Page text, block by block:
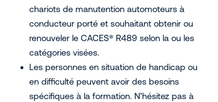
chariots de manutention automoteurs à
conducteur porté et souhaitant obtenir ou
renouveler le CACES® R489 selon la ou les
catégories visées.
Les personnes en situation de handicap ou
en difficulté peuvent avoir des besoins
spécifiques à la formation. N’hésitez pas à